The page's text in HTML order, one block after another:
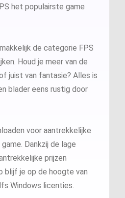
het populairste game
de categorie FPS
Houd je meer van de
juist van fantasie? Alles is
blader eens rustig door
voor aantrekkelijke
Dankzij de lage
prijzen
blijf je op de hoogte van
Windows licenties.